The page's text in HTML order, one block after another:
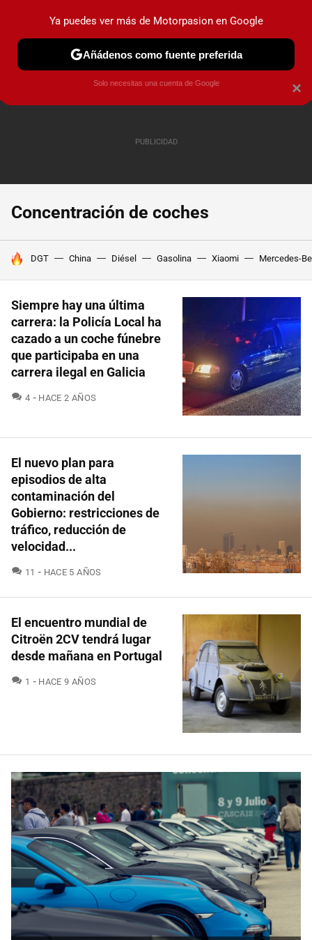
PRUEBAS COCHES ELÉCTRICOS OBSERVATORIO
Concentración de coches
HOY SE HABLA DE
DGT China Diésel Gasolina Xiaomi Mercedes-
Siempre hay una última
carrera: la Policía Local ha
cazado a un coche fúnebre
que participaba en una
carrera ilegal en Galicia
4 COMENTARIOS
HACE 2 AÑOS
El nuevo plan para
episodios de alta
contaminación del
Gobierno: restricciones de
tráfico, reducción de
velocidad...
11 COMENTARIOS
HACE 5 AÑOS
El encuentro mundial de
Citroën 2CV tendrá lugar
desde mañana en Portugal
1 COMENTARIOS
HACE 9 AÑOS
×
Ya puedes ver más de Motorpasion en Google
Añádenos como fuente preferida
Solo necesitas una cuenta de Google